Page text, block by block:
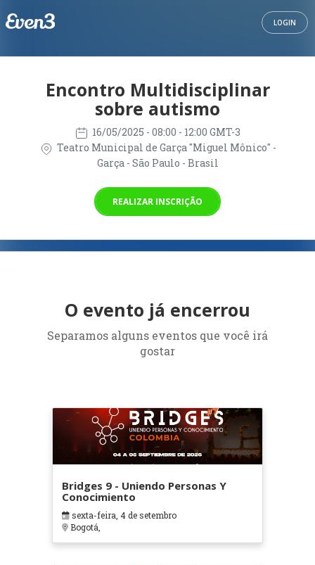
LOGIN
Encontro Multidisciplinar
sobre autismo
16/05/2025 - 08:00 - 12:00 GMT-3
Teatro Municipal de Garça "Miguel Mônico" -
Garça - São Paulo - Brasil
REALIZAR INSCRIÇÃO
O evento já encerrou
Separamos alguns eventos que você irá
gostar
Bridges 9 - Uniendo Personas Y
Conocimiento
sexta-feira, 4 de setembro
Bogotá,